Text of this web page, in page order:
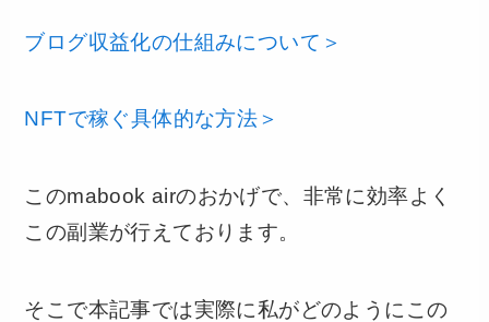
ブログ収益化の仕組みについて＞
NFTで稼ぐ具体的な方法＞
このmabook airのおかげで、非常に効率よく
この副業が行えております。
そこで本記事では実際に私がどのようにこの